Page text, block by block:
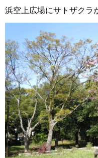
浜空上広場にサトザクラ